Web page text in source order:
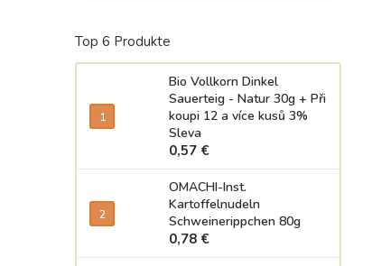
Top 6 Produkte
Bio Vollkorn Dinkel
Sauerteig - Natur 30g + Při
koupi 12 a více kusů 3%
Sleva
0,57 €
OMACHI-Inst.
Kartoffelnudeln
Schweinerippchen 80g
0,78 €